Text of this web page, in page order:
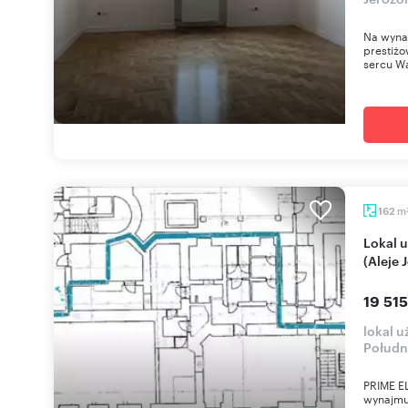
Na
sercu
162 m
Lokal użytkowy 162 m² w centrum Warszawy
(Aleje
19
lokal
PRIME